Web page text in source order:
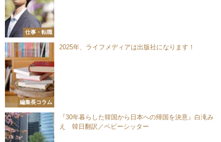
仕事・転職
編集長コラム
2025年、ライフメディアは出版社になります！
『30年暮らした韓国から日本への帰国を決意』白滝み
え 韓日翻訳／ベビーシッター